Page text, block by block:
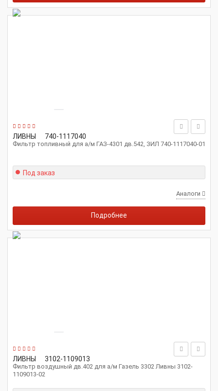
ЛИВНЫ 740-1117040
Фильтр топливный для а/м ГАЗ-4301 дв.542, ЗИЛ 740-1117040-01
Под заказ
Аналоги
Подробнее
ЛИВНЫ 3102-1109013
Фильтр воздушный дв.402 для а/м Газель 3302 Ливны 3102-
1109013-02